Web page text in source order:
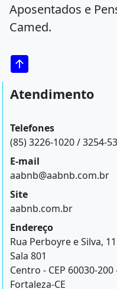
Aposentados e
Camed.
Atendimento
Telefones
(85) 3226-1020 / 3254-
E-mail
aabnb@aabnb.com.br
Site
aabnb.com.br
Endereço
Rua Perboyre e Silva,
Sala 801
Centro - CEP 60030-200
Fortaleza-CE